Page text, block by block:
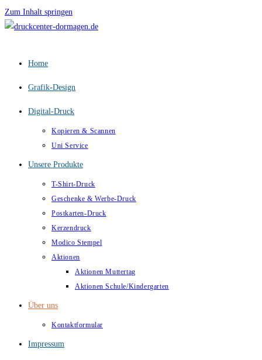
Zum Inhalt springen
Home
Grafik-Design
Digital-Druck
Kopieren & Scannen
Uni Service
Unsere Produkte
T-Shirt-Druck
Geschenke & Werbe-Druck
Postkarten-Druck
Kerzendruck
Modico Stempel
Aktionen
Aktionen Muttertag
Aktionen Schule/Kindergarten
Über uns
Kontaktformular
Impressum